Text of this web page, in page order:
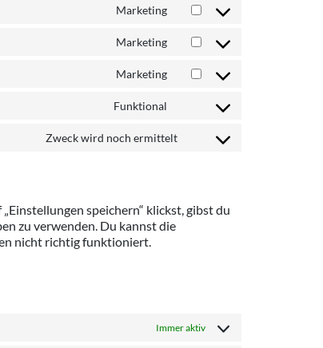
Marketing
Marketing
Marketing
Funktional
Zweck wird noch ermittelt
speichern“ klickst, gibst du
zu verwenden. Du kannst die
nicht richtig funktioniert.
Immer aktiv